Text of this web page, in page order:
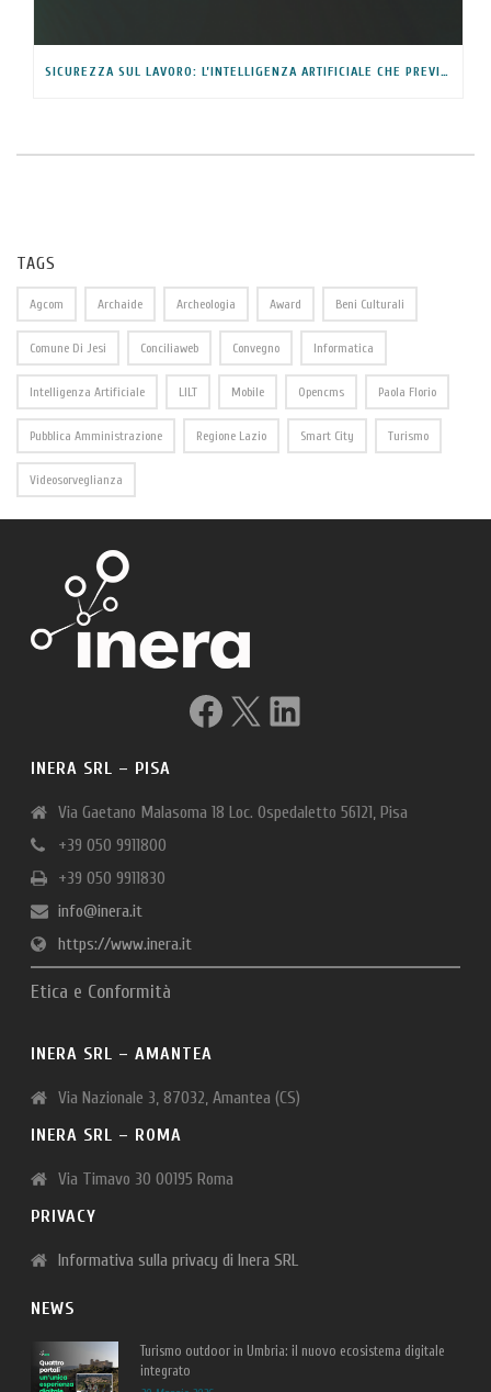
SICUREZZA SUL LAVORO: L’INTELLIGENZA ARTIFICIALE CHE PREVIENE I RISCHI NEGLI AMBIENTI INDUSTRIALI
TAGS
Agcom Archaide Archeologia Award Beni Culturali
Comune Di Jesi Conciliaweb Convegno Informatica
Intelligenza Artificiale LILT Mobile Opencms Paola Florio
Pubblica Amministrazione Regione Lazio Smart City Turismo
Videosorveglianza
Facebook
X LinkedIn
INERA SRL – PISA
Via Gaetano Malasoma 18 Loc. Ospedaletto 56121, Pisa
+39 050 9911800
+39 050 9911830
info@inera.it
https://www.inera.it
Etica e Conformità
INERA SRL – AMANTEA
Via Nazionale 3, 87032, Amantea (CS)
INERA SRL – ROMA
Via Timavo 30 00195 Roma
PRIVACY
Informativa sulla privacy di Inera SRL
NEWS
Turismo outdoor in Umbria: il nuovo ecosistema digitale
integrato